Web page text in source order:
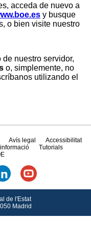
acceda de nuevo a
y busque
o bien visite nuestro
nuestro servidor,
o, simplemente, no
utilizando el
Avís legal
Accessibilitat
Tutorials
de l'Estat
Madrid